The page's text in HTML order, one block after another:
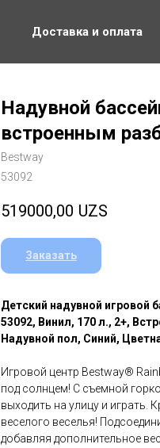
Доставка и оплата
Надувной
встроенным
Bestway
53092
519000,00 UZS
Заказать
Детский надувной игровой
53092, Винил, 170 л., 2+,
Надувной пол, Синий,
Игровой центр Bestway®
под солнцем! С съемной
выходить на улицу и играть.
веселого веселья!
добавляя дополнительное